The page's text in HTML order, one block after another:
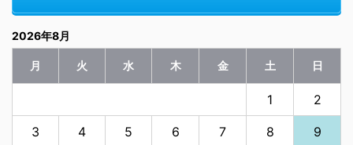
2026年8月
月 火 水 木 金 土 日
1 2
3 4 5 6 7 8 9